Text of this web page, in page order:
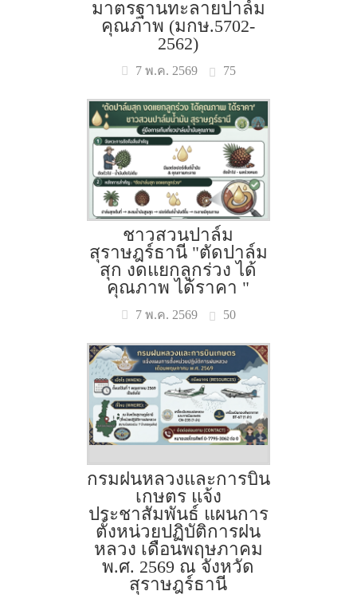
มาตรฐานทะลายปาล์ม
คุณภาพ (มกษ.5702-
2562)
7 พ.ค. 2569 75
ชาวสวนปาล์ม
สุราษฎร์ธานี "ตัดปาล์ม
สุก งดแยกลูกร่วง ได้
คุณภาพ ได้ราคา "
7 พ.ค. 2569 50
กรมฝนหลวงและการบิน
เกษตร แจ้ง
ประชาสัมพันธ์ แผนการ
ตั้งหน่วยปฏิบัติการฝน
หลวง เดือนพฤษภาคม
พ.ศ. 2569 ณ จังหวัด
สุราษฎร์ธานี